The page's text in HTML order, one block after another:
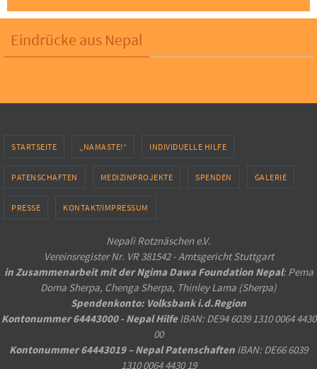
Eindrücke aus Nepal
STARTSEITE „NAMASTE!“ INDIVIDUELLE HILFE
PATENSCHAFTEN MEDIZINPROJEKTE SPENDEN GALERIE
PRESSE KONTAKT/IMPRESSUM
Nepali Rotznäschen e.V.
Vereinsregister Nr. VR 381542 - Amtsgericht Stuttgart
in Zusammenarbeit mit der Ngima Dawa Foundation Nepal: Pema
Doma Sherpa, Chenga Sherpa, Thinley Lama (Sherpa)
Spendenkonto: Volksbank i.d.Region
Kontonummer 64443000 - Nepal HilfeIBAN: DE94 6039 1310 0064 4430
00
Kontonummer 64443019 – Nepal Patenschaften IBAN: DE66 6039
1310 0064 4430 19